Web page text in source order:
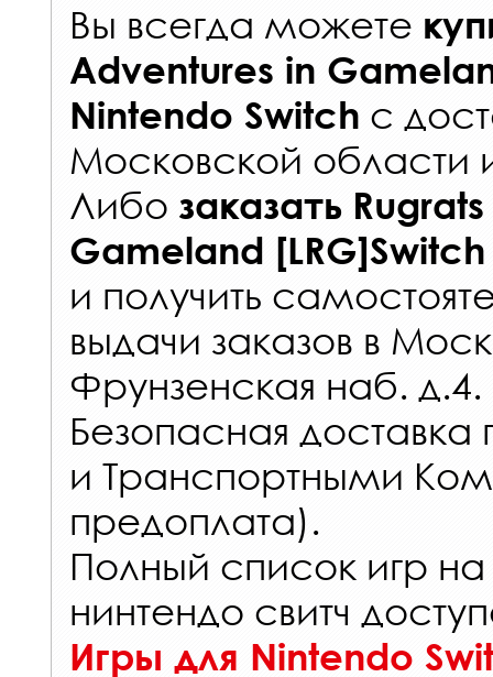
Вы всегда можете
Adventures in
Nintendo Switch с
Московской области
Либо заказать
Gameland [LRG]Switch
и получить
выдачи заказов в
Фрунзенская наб. д.4.
Безопасная
и Транспортными
предоплата).
Полный список игр
нинтендо свитч
Игры для Nintendo